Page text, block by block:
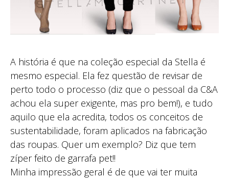
A história é que na coleção especial da Stella é
mesmo especial. Ela fez questão de revisar de
perto todo o processo (diz que o pessoal da C&A
achou ela super exigente, mas pro bem!), e tudo
aquilo que ela acredita, todos os conceitos de
sustentabilidade, foram aplicados na fabricação
das roupas. Quer um exemplo? Diz que tem
zíper feito de garrafa pet!!
Minha impressão geral é de que vai ter muita